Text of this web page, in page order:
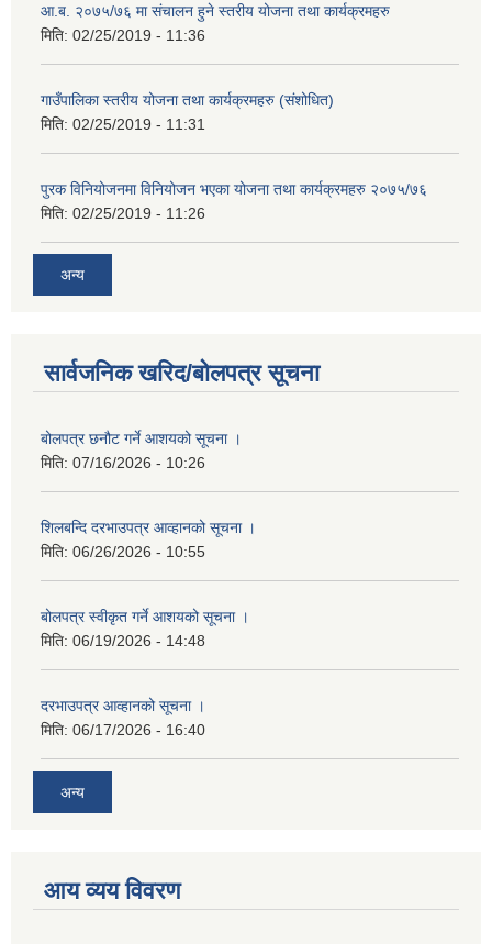
आ.ब. २०७५/७६ मा स‌ंचालन हुने स्तरीय योजना तथा कार्यक्रमहरु
मिति: 02/25/2019 - 11:36
गाउँपालिका स्तरीय योजना तथा कार्यक्रमहरु (स‌ंशोधित)
मिति: 02/25/2019 - 11:31
पुरक विनियोजनमा विनियोजन भएका योजना तथा कार्यक्रमहरु २०७५/७६
मिति: 02/25/2019 - 11:26
अन्य
सार्वजनिक खरिद/बोलपत्र सूचना
बोलपत्र छनौट गर्ने आशयको सूचना ।
मिति: 07/16/2026 - 10:26
शिलबन्दि दरभाउपत्र आव्हानको सूचना ।
मिति: 06/26/2026 - 10:55
बोलपत्र स्वीकृत गर्ने आशयको सूचना ।
मिति: 06/19/2026 - 14:48
दरभाउपत्र आव्हानको सूचना ।
मिति: 06/17/2026 - 16:40
अन्य
आय व्यय विवरण